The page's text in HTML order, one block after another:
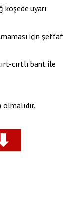
köşede uyarı
için şeffaf
cırtlı bant ile